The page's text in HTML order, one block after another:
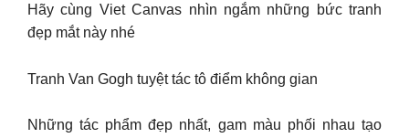
Hãy cùng Viet Canvas nhìn ngắm những bức tranh
đẹp mắt này nhé
Tranh Van Gogh tuyệt tác tô điểm không gian
Những tác phẩm đẹp nhất, gam màu phối nhau tạo